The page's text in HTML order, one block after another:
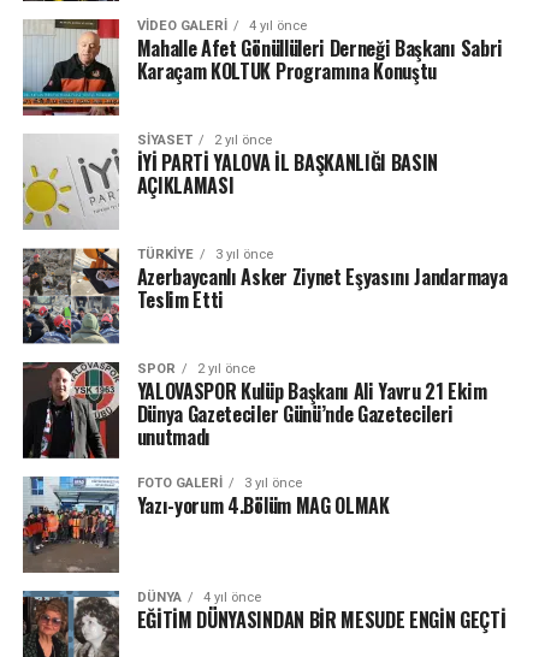
VIDEO GALERI 4 yıl önce
Mahalle Afet Gönüllüleri Derneği Başkanı Sabri
Karaçam KOLTUK Programına Konuştu
SIYASET 2 yıl önce
İYİ PARTİ YALOVA İL BAŞKANLIĞI BASIN
AÇIKLAMASI
TÜRKIYE 3 yıl önce
Azerbaycanlı Asker Ziynet Eşyasını Jandarmaya
Teslim Etti
SPOR 2 yıl önce
YALOVASPOR Kulüp Başkanı Ali Yavru 21 Ekim
Dünya Gazeteciler Günü’nde Gazetecileri
unutmadı
FOTO GALERI 3 yıl önce
Yazı-yorum 4.Bölüm MAG OLMAK
DÜNYA 4 yıl önce
EĞİTİM DÜNYASINDAN BİR MESUDE ENGİN GEÇTİ